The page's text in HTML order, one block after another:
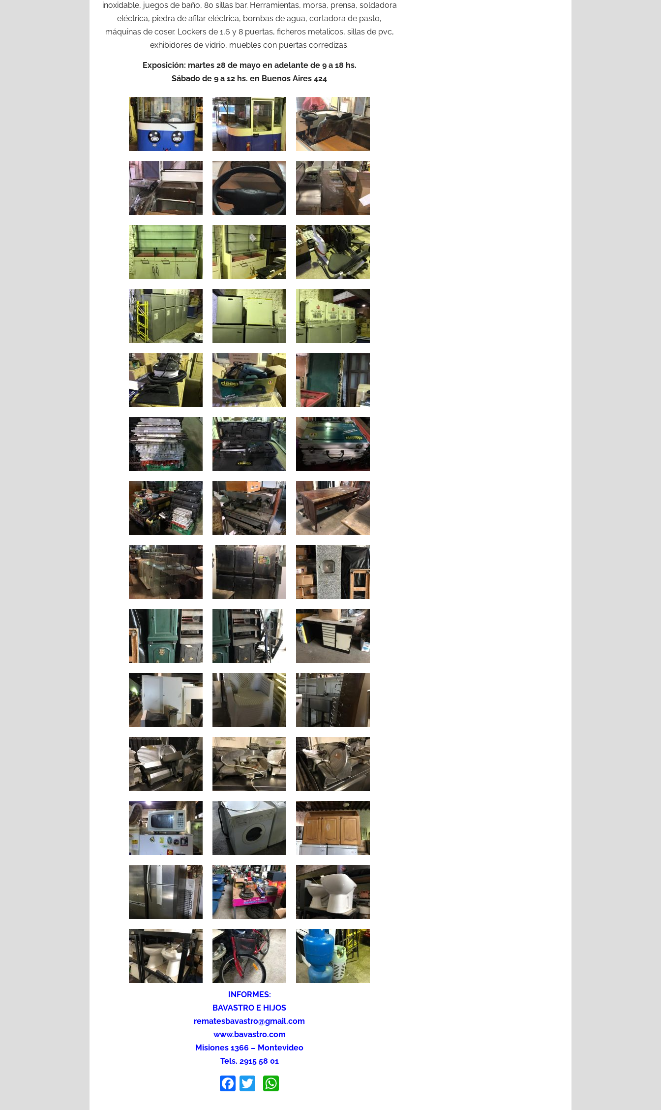
inoxidable, juegos de baño, 80 sillas bar. Herramientas, morsa, prensa, soldadora
eléctrica, piedra de afilar eléctrica, bombas de agua, cortadora de pasto,
máquinas de coser. Lockers de 1,6 y 8 puertas, ficheros metalicos, sillas de pvc,
exhibidores de vidrio, muebles con puertas corredizas.
Exposición: martes 28 de mayo en adelante de 9 a 18 hs.
Sábado de 9 a 12 hs. en Buenos Aires 424
INFORMES:
BAVASTRO E HIJOS
rematesbavastro@gmail.com
www.bavastro.com
Misiones 1366 – Montevideo
Tels. 2915 58 01
Facebook
Twitter